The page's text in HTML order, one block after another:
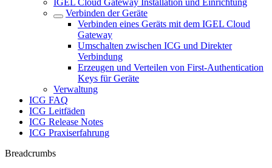
IGEL Cloud Gateway Installation und Einrichtung
Verbinden der Geräte
Verbinden eines Geräts mit dem IGEL Cloud
Gateway
Umschalten zwischen ICG und Direkter
Verbindung
Erzeugen und Verteilen von First-Authentication
Keys für Geräte
Verwaltung
ICG FAQ
ICG Leitfäden
ICG Release Notes
ICG Praxiserfahrung
Breadcrumbs